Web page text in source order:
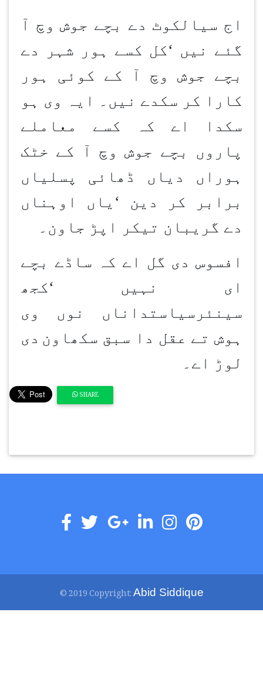
اج سیالکوٹ دے بچے جوش وچ آ
گئے نیں ‘کل کسے ہور شہر دے
بچے جوش وچ آ کے کوئی ہور
کارا کر سکدے نیں۔ ایہ وی ہو
سکدا اے کہ کسے معاملے
پاروں بچے جوش وچ آ کے خٹک
ہوراں دیاں ڈھائی پسلیاں
برابر کر دین ‘ یاں اوہناں
دے گریبان تیکر اپڑ جاون۔
افسوس دی گل اے کہ ساڈے بچے
ای نہیں ‘کجھ
سینئرسیاستداناں نوں وی
ہوش تے عقل دا سبق سکھاون دی
لوڑ اے۔
SHARE
© 2019 Copyright:Abid Siddique